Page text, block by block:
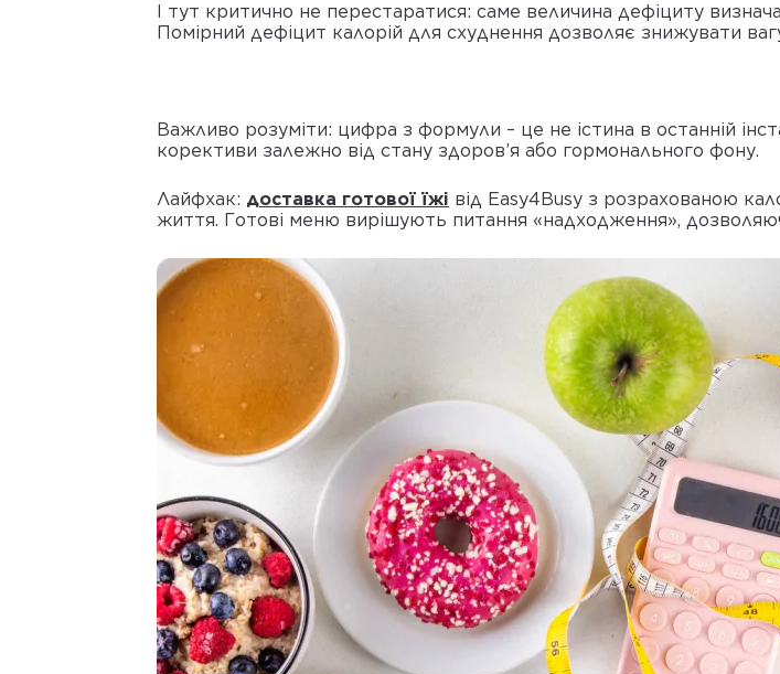
І тут критично не перестаратися: саме величина дефіциту
Помірний дефіцит калорій для схуднення дозволяє знижувати
Важливо розуміти: цифра з формули – це не істина в останній
корективи залежно від стану здоров’я або гормонального фону.
Лайфхак: доставка готової їжі від Easy4Busy з розрахованою
життя. Готові меню вирішують питання «надходження»,